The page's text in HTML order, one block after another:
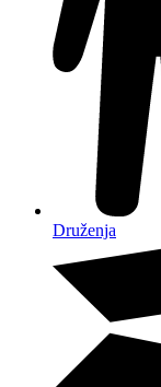
Druženja